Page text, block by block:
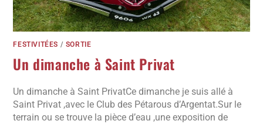
FESTIVITÉES / SORTIE
Un dimanche à Saint Privat
Un dimanche à Saint PrivatCe dimanche je suis allé à
Saint Privat ,avec le Club des Pétarous d’Argentat.Sur le
terrain ou se trouve la pièce d’eau ,une exposition de